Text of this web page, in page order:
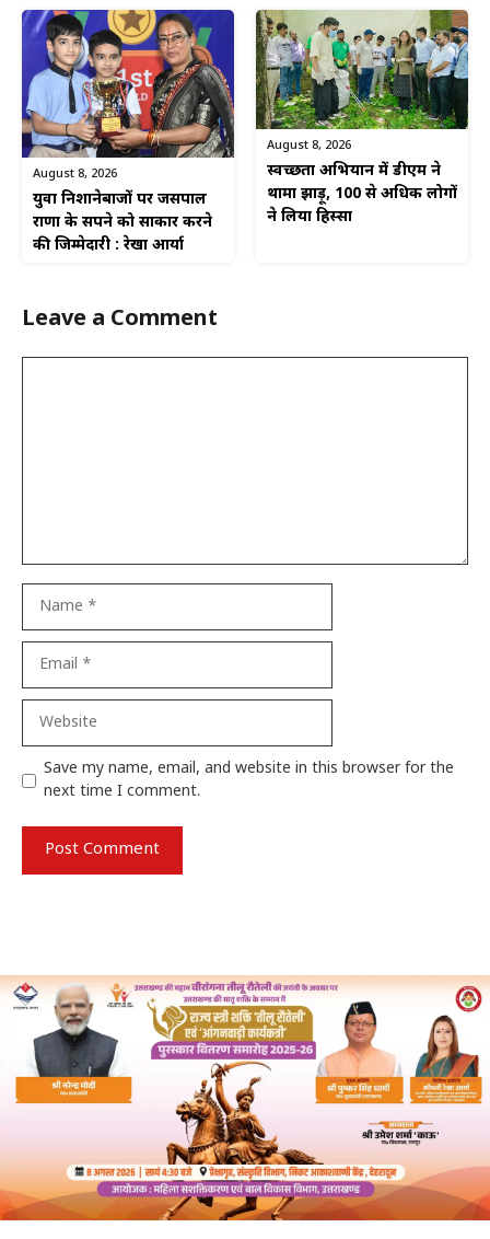
August 8, 2026
युवा निशानेबाजों पर जसपाल
राणा के सपने को साकार करने
की जिम्मेदारी : रेखा आर्या
August 8, 2026
स्वच्छता अभियान में डीएम ने
थामा झाड़ू, 100 से अधिक लोगों
ने लिया हिस्सा
Leave a Comment
Website
Save my name, email, and website in this browser for the
next time I comment.